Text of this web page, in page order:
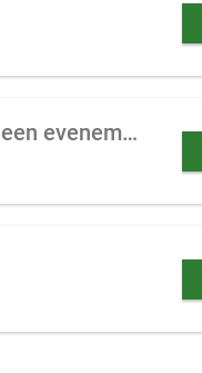
Retraitecentrum of opleidingslocatie te koop gevraagd ter uitbreiding van een evenementenbedrijf